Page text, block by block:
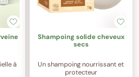
à
Shampoing solide cheveux
secs
Un shampoing nourrissant et
protecteur